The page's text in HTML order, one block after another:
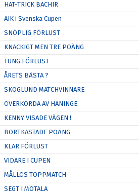
HAT-TRICK BACHIR
AIK i Svenska Cupen
SNÖPLIG FÖRLUST
KNACKIGT MEN TRE POÄNG
TUNG FÖRLUST
ÅRETS BÄSTA ?
SKOGLUND MATCHVINNARE
ÖVERKÖRDA AV HANINGE
KENNY VISADE VÄGEN !
BORTKASTADE POÄNG
KLAR FÖRLUST
VIDARE I CUPEN
MÅLLÖS TOPPMATCH
SEGT I MOTALA